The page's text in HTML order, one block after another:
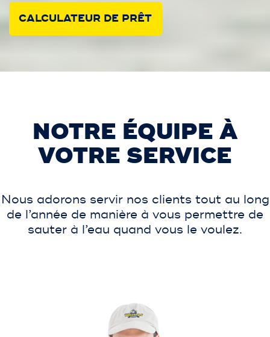
CALCULATEUR DE PRÊT
NOTRE ÉQUIPE À
VOTRE SERVICE
Nous adorons servir nos clients tout au long
de l’année de manière à vous permettre de
sauter à l’eau quand vous le voulez.